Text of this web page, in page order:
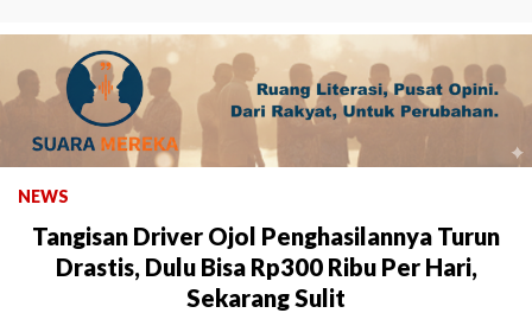
NEWS
Tangisan Driver Ojol Penghasilannya Turun
Drastis, Dulu Bisa Rp300 Ribu Per Hari,
Sekarang Sulit